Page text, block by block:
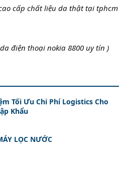
cấp chất liệu da thật tại tphcm
điện thoại nokia 8800 uy tín )
Tối Ưu Chi Phí Logistics Cho
Khẩu
LỌC NƯỚC